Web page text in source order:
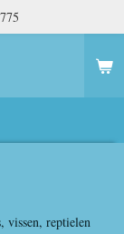
vissen, reptielen